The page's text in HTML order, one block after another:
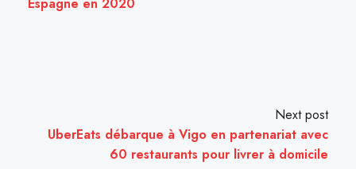
Next post
UberEats débarque à Vigo en partenariat avec
60 restaurants pour livrer à domicile